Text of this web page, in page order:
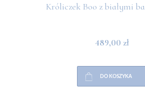
Króliczek Boo z białymi
489,00 zł
DO KOSZYKA